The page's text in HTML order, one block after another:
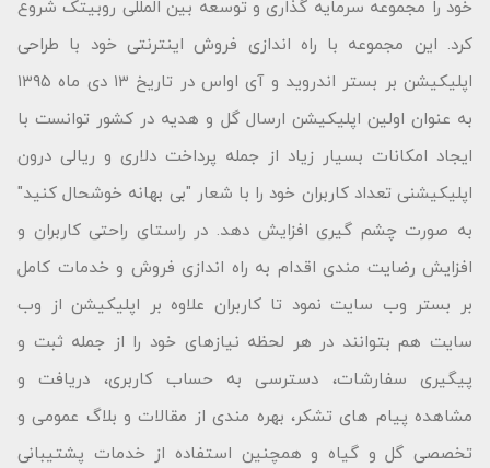
خود را مجموعه سرمایه گذاری و توسعه بین المللی روبیتک شروع
کرد. این مجموعه با راه اندازی فروش اینترنتی خود با طراحی
اپلیکیشن بر بستر اندروید و آی اواس در تاریخ ۱۳ دی ماه ۱۳۹۵
به عنوان اولین اپلیکیشن ارسال گل و هدیه در کشور توانست با
ایجاد امکانات بسیار زیاد از جمله پرداخت دلاری و ریالی درون
اپلیکیشنی تعداد کاربران خود را با شعار "بى بهانه خوشحال كنید"
به صورت چشم گیری افزایش دهد. در راستای راحتی کاربران و
افزایش رضایت مندی اقدام به راه اندازی فروش و خدمات کامل
بر بستر وب سایت نمود تا کاربران علاوه بر اپلیکیشن از وب
سایت هم بتوانند در هر لحظه نیازهای خود را از جمله ثبت و
پیگیری سفارشات، دسترسی به حساب کاربری، دریافت و
مشاهده پیام های تشکر، بهره مندی از مقالات و بلاگ عمومی و
تخصصی گل و گیاه و همچنین استفاده از خدمات پشتیبانی